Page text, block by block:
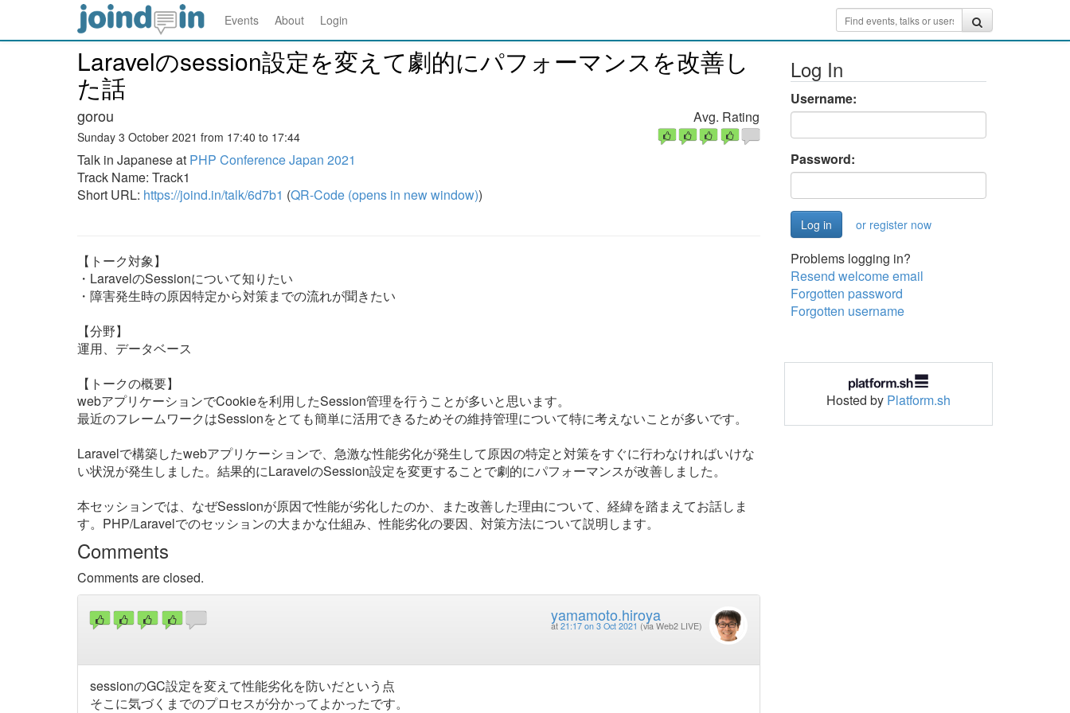
Events About Login
Laravelのsession設定を変えて劇的にパフォーマンスを改善し
た話
gorou
Sunday 3 October 2021 from 17:40 to 17:44
Talk in Japanese at PHP Conference Japan 2021
Track Name: Track1
Short URL: https://joind.in/talk/6d7b1 (QR-Code (opens in new window))
Avg. Rating
【トーク対象】
・LaravelのSessionについて知りたい
・障害発生時の原因特定から対策までの流れが聞きたい
【分野】
運用、データベース
【トークの概要】
webアプリケーションでCookieを利用したSession管理を行うことが多いと思います。
最近のフレームワークはSessionをとても簡単に活用できるためその維持管理について特に考えないことが多いです。
Laravelで構築したwebアプリケーションで、急激な性能劣化が発生して原因の特定と対策をすぐに行わなければいけな
い状況が発生しました。結果的にLaravelのSession設定を変更することで劇的にパフォーマンスが改善しました。
本セッションでは、なぜSessionが原因で性能が劣化したのか、また改善した理由について、経緯を踏まえてお話しま
す。PHP/Laravelでのセッションの大まかな仕組み、性能劣化の要因、対策方法について説明します。
Comments
Comments are closed.
yamamoto.hiroya
at 21:17 on 3 Oct 2021 (via Web2 LIVE)
sessionのGC設定を変えて性能劣化を防いだという点
そこに気づくまでのプロセスが分かってよかったです。
Log In
Username:
Password:
or register now
Problems logging in?
Resend welcome email
Forgotten password
Forgotten username
Hosted by Platform.sh